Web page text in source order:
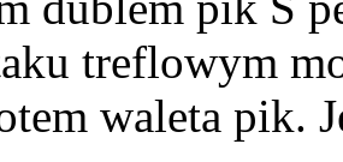
treflowym
waleta pik.